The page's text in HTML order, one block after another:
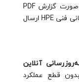
می‌دهد. خروجی این ابزار می‌تواند به‌صورت گزارش PDF
ذخیره یا برای بررسی بیشتر به پشتیبانی فنی HPE ارسال
آنلاین
بدون قطع عملکرد